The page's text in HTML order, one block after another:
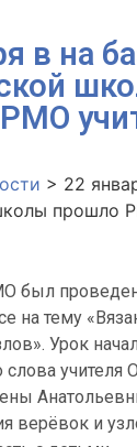
в на
> 22
прошло
был
на тему
Урок
слова
верёвок и